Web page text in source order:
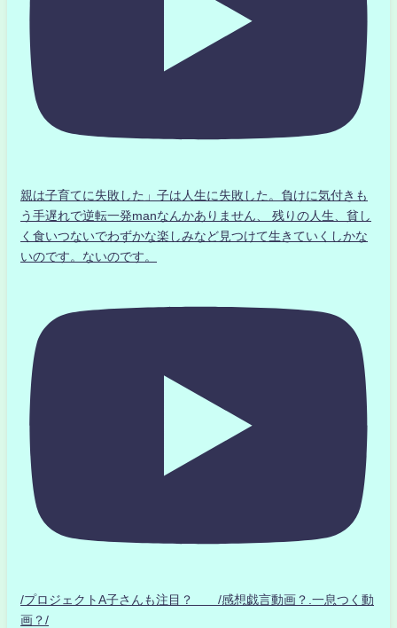
親は子育てに失敗した」子は人生に失敗した。負けに気付きも
う手遅れで逆転一発manなんかありません、 残りの人生、貧し
く食いつないでわずかな楽しみなど見つけて生きていくしかな
いのです。ないのです。
/プロジェクトA子さんも注目？ /感想戯言動画？.一息つく動
画？/